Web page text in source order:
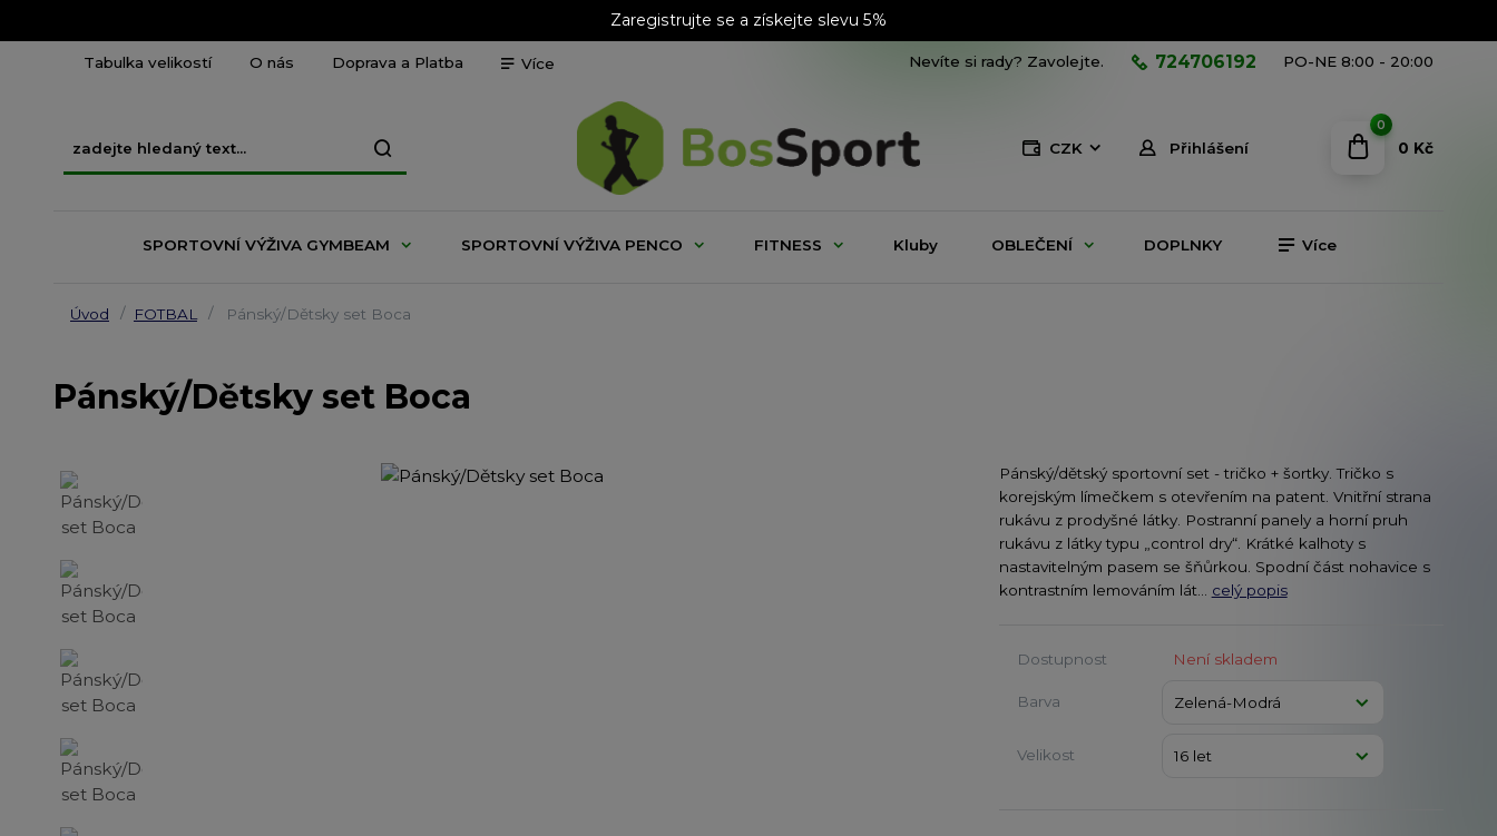
Zaregistrujte se a získejte slevu 5%
Tabulka velikostí O nás Doprava a Platba Více
CZK Přihlášení
Nevíte si rady? Zavolejte. 724706192 PO-NE 8:00 - 20:00
0
0 Kč
SPORTOVNÍ VÝŽIVA GYMBEAM SPORTOVNÍ VÝŽIVA PENCO FITNESS Kluby OBLEČENÍ DOPLNKY Více
Úvod FOTBAL Pánský/Dětsky set Boca
Pánský/Dětsky set Boca
Pánský/dětský sportovní set - tričko + šortky. Tričko s
korejským límečkem s otevřením na patent. Vnitřní strana
rukávu z prodyšné látky. Postranní panely a horní pruh
rukávu z látky typu „control dry“. Krátké kalhoty s
nastavitelným pasem se šňůrkou. Spodní část nohavice s
kontrastním lemováním lát... celý popis
Dostupnost Není skladem
Barva
Velikost